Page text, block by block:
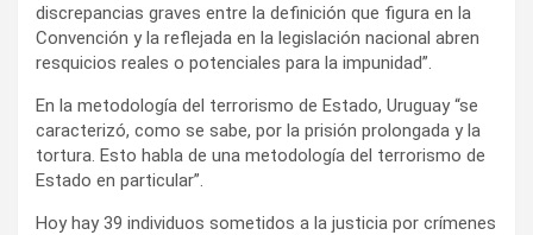
discrepancias graves entre la definición que figura en la
Convención y la reflejada en la legislación nacional abren
resquicios reales o potenciales para la impunidad”.
En la metodología del terrorismo de Estado, Uruguay “se
caracterizó, como se sabe, por la prisión prolongada y la
tortura. Esto habla de una metodología del terrorismo de
Estado en particular”.
Hoy hay 39 individuos sometidos a la justicia por crímenes